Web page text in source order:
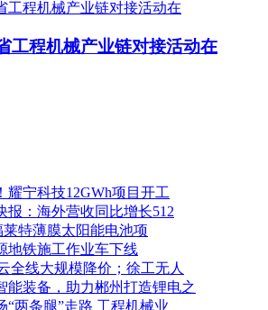
工程机械产业链对接活动在
耀宁科技12GWh项目开工
报：海外营收同比增长512
莱特薄膜太阳能电池项
地铁施工作业车下线
全线大规模降价；徐工无人
能装备，助力郴州打造锂电之
“两条腿”走路 工程机械业